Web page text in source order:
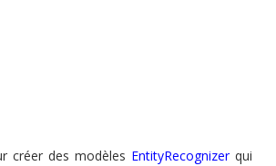
créer des modèles EntityRecognizerqui